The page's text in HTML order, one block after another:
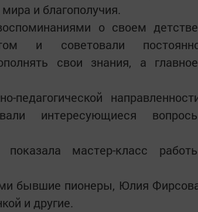
и благополучия.
о своем
и советовали
свои знания, а
интересующиеся
мастер-класс
бывшие пионеры, Юлия
и другие.